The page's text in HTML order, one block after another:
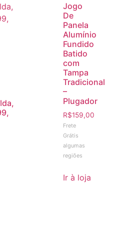
Jogo
De
Panela
Alumínio
Fundido
Batido
com
Tampa
Tradicional
–
Plugador
R$159,00
Frete
Grátis
algumas
regiões
Ir à loja